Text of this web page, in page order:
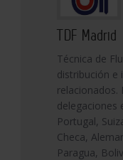
TDF Madrid
Técnica de
distribución e
relacionados.
delegaciones
Portugal,
Checa,
Paragua,